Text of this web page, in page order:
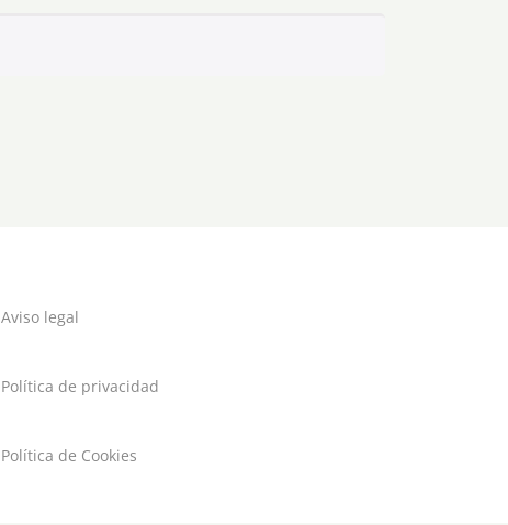
Aviso legal
Política de privacidad
Política de Cookies